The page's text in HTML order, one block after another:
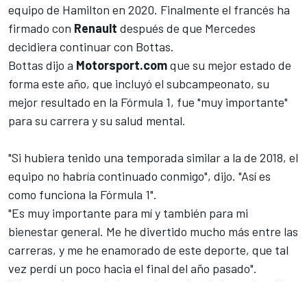
equipo de Hamilton en 2020. Finalmente el francés ha
firmado con Renault después de que Mercedes
decidiera continuar con Bottas.
Bottas dijo a Motorsport.comque su mejor estado de
forma este año, que incluyó el subcampeonato, su
mejor resultado en la Fórmula 1, fue "muy importante"
para su carrera y su salud mental.
"Si hubiera tenido una temporada similar a la de 2018, el
equipo no habría continuado conmigo", dijo. "Así es
como funciona la Fórmula 1".
"Es muy importante para mí y también para mi
bienestar general. Me he divertido mucho más entre las
carreras, y me he enamorado de este deporte, que tal
vez perdí un poco hacia el final del año pasado".